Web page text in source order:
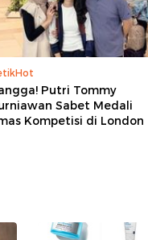
Putri Tommy
Sabet Medali
Kompetisi di London